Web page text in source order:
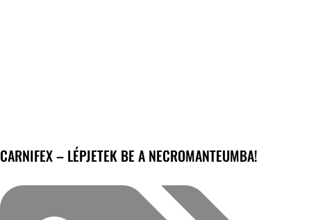
CARNIFEX – LÉPJETEK BE A NECROMANTEUMBA!